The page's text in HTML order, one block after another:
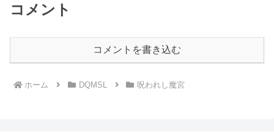
コメント
コメントを書き込む
ホーム DQMSL 呪われし魔宮